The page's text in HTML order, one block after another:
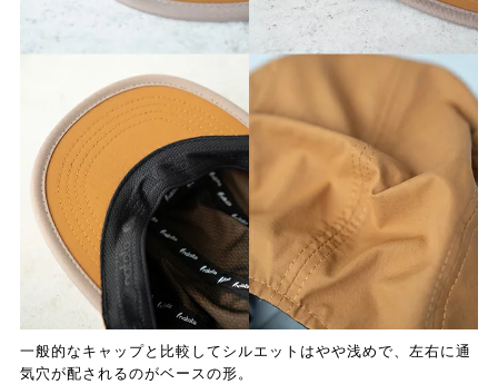
一般的なキャップと比較してシルエットはやや浅めで、左右に通
気穴が配されるのがベースの形。